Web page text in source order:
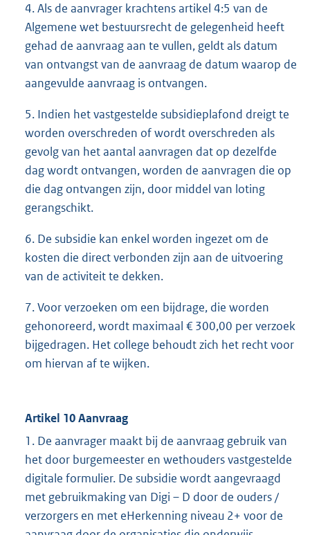
4. Als de aanvrager krachtens artikel 4:5 van de
Algemene wet bestuursrecht de gelegenheid heeft
gehad de aanvraag aan te vullen, geldt als datum
van ontvangst van de aanvraag de datum waarop de
aangevulde aanvraag is ontvangen.
5. Indien het vastgestelde subsidieplafond dreigt te
worden overschreden of wordt overschreden als
gevolg van het aantal aanvragen dat op dezelfde
dag wordt ontvangen, worden de aanvragen die op
die dag ontvangen zijn, door middel van loting
gerangschikt.
6. De subsidie kan enkel worden ingezet om de
kosten die direct verbonden zijn aan de uitvoering
van de activiteit te dekken.
7. Voor verzoeken om een bijdrage, die worden
gehonoreerd, wordt maximaal € 300,00 per verzoek
bijgedragen. Het college behoudt zich het recht voor
om hiervan af te wijken.
Artikel 10 Aanvraag
1. De aanvrager maakt bij de aanvraag gebruik van
het door burgemeester en wethouders vastgestelde
digitale formulier. De subsidie wordt aangevraagd
met gebruikmaking van Digi – D door de ouders /
verzorgers en met eHerkenning niveau 2+ voor de